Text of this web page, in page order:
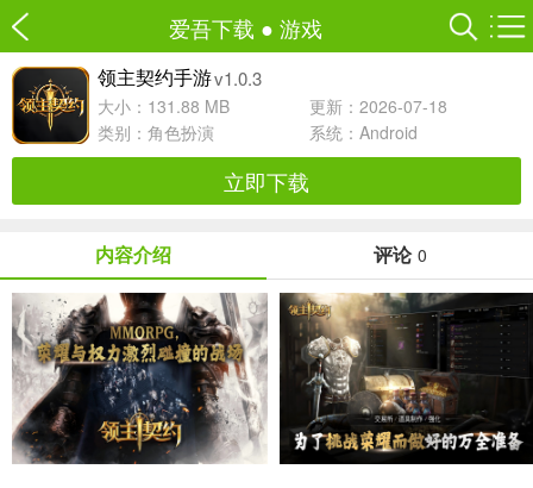
爱吾下载 ● 游戏
领主契约手游v1.0.3
大小：131.88 MB
更新：2026-07-18
类别： 角色扮演 系统：Android
立即下载
内容介绍 评论 0